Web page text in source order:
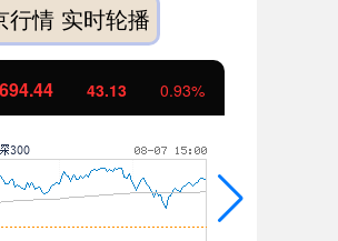
行情 实时轮播
43.13 0.93%